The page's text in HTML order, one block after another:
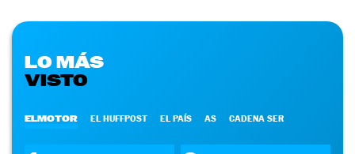
LO MÁS
VISTO
ELMOTOR EL HUFFPOST EL PAÍS AS CADENA SER